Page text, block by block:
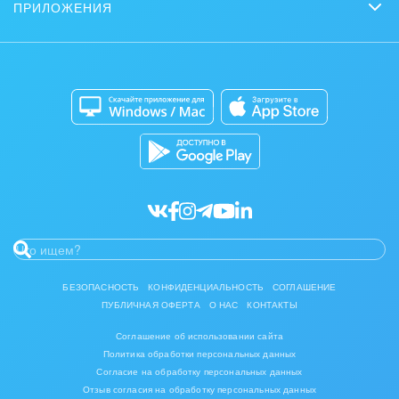
Контакт-центр
Кибербезопасность
Стать партнером
Битрикс24 для Энтерпрайз
ПРИЛОЖЕНИЯ
Битрикс24 Маркет
Разработчикам приложений
БЕЗОПАСНОСТЬ КОНФИДЕНЦИАЛЬНОСТЬ
СОГЛАШЕНИЕ
ПУБЛИЧНАЯ ОФЕРТА
О НАС КОНТАКТЫ
Соглашение об использовании сайта
Политика обработки персональных данных
Согласие на обработку персональных данных
Отзыв согласия на обработку персональных данных